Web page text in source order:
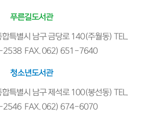
푸른길도서관
특별시 남구 금당로 140(주월동) TEL.
FAX. 062) 651-7640
청소년도서관
특별시 남구 제석로 100(봉선동) TEL.
FAX. 062) 674-6070